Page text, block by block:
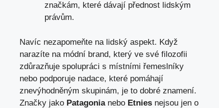
značkám, které dávají přednost lidským
právům.
Navíc nezapomeňte na lidský aspekt. Když
narazíte na módní brand, který ve své filozofii
zdůrazňuje spolupráci s místními řemeslníky
nebo podporuje nadace, které pomáhají
znevýhodněným skupinám, je to dobré znamení.
Značky jako Patagonianebo Etnies nejsou jen o